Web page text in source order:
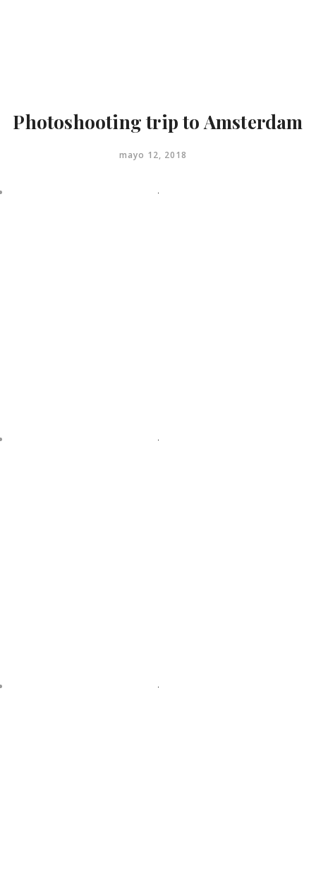
Photoshooting trip to Amsterdam
mayo 12, 2018